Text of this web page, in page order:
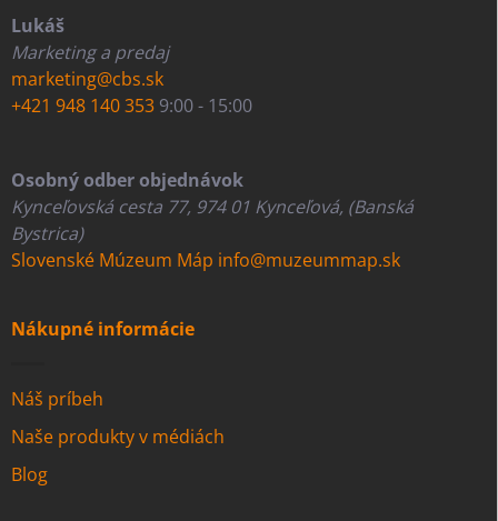
Lukáš
Marketing a predaj
marketing@cbs.sk
+421 948 140 353 9:00 - 15:00
Osobný odber objednávok
Kynceľovská cesta 77, 974 01 Kynceľová, (Banská
Bystrica)
Slovenské Múzeum Máp info@muzeummap.sk
Nákupné informácie
Náš príbeh
Naše produkty v médiách
Blog